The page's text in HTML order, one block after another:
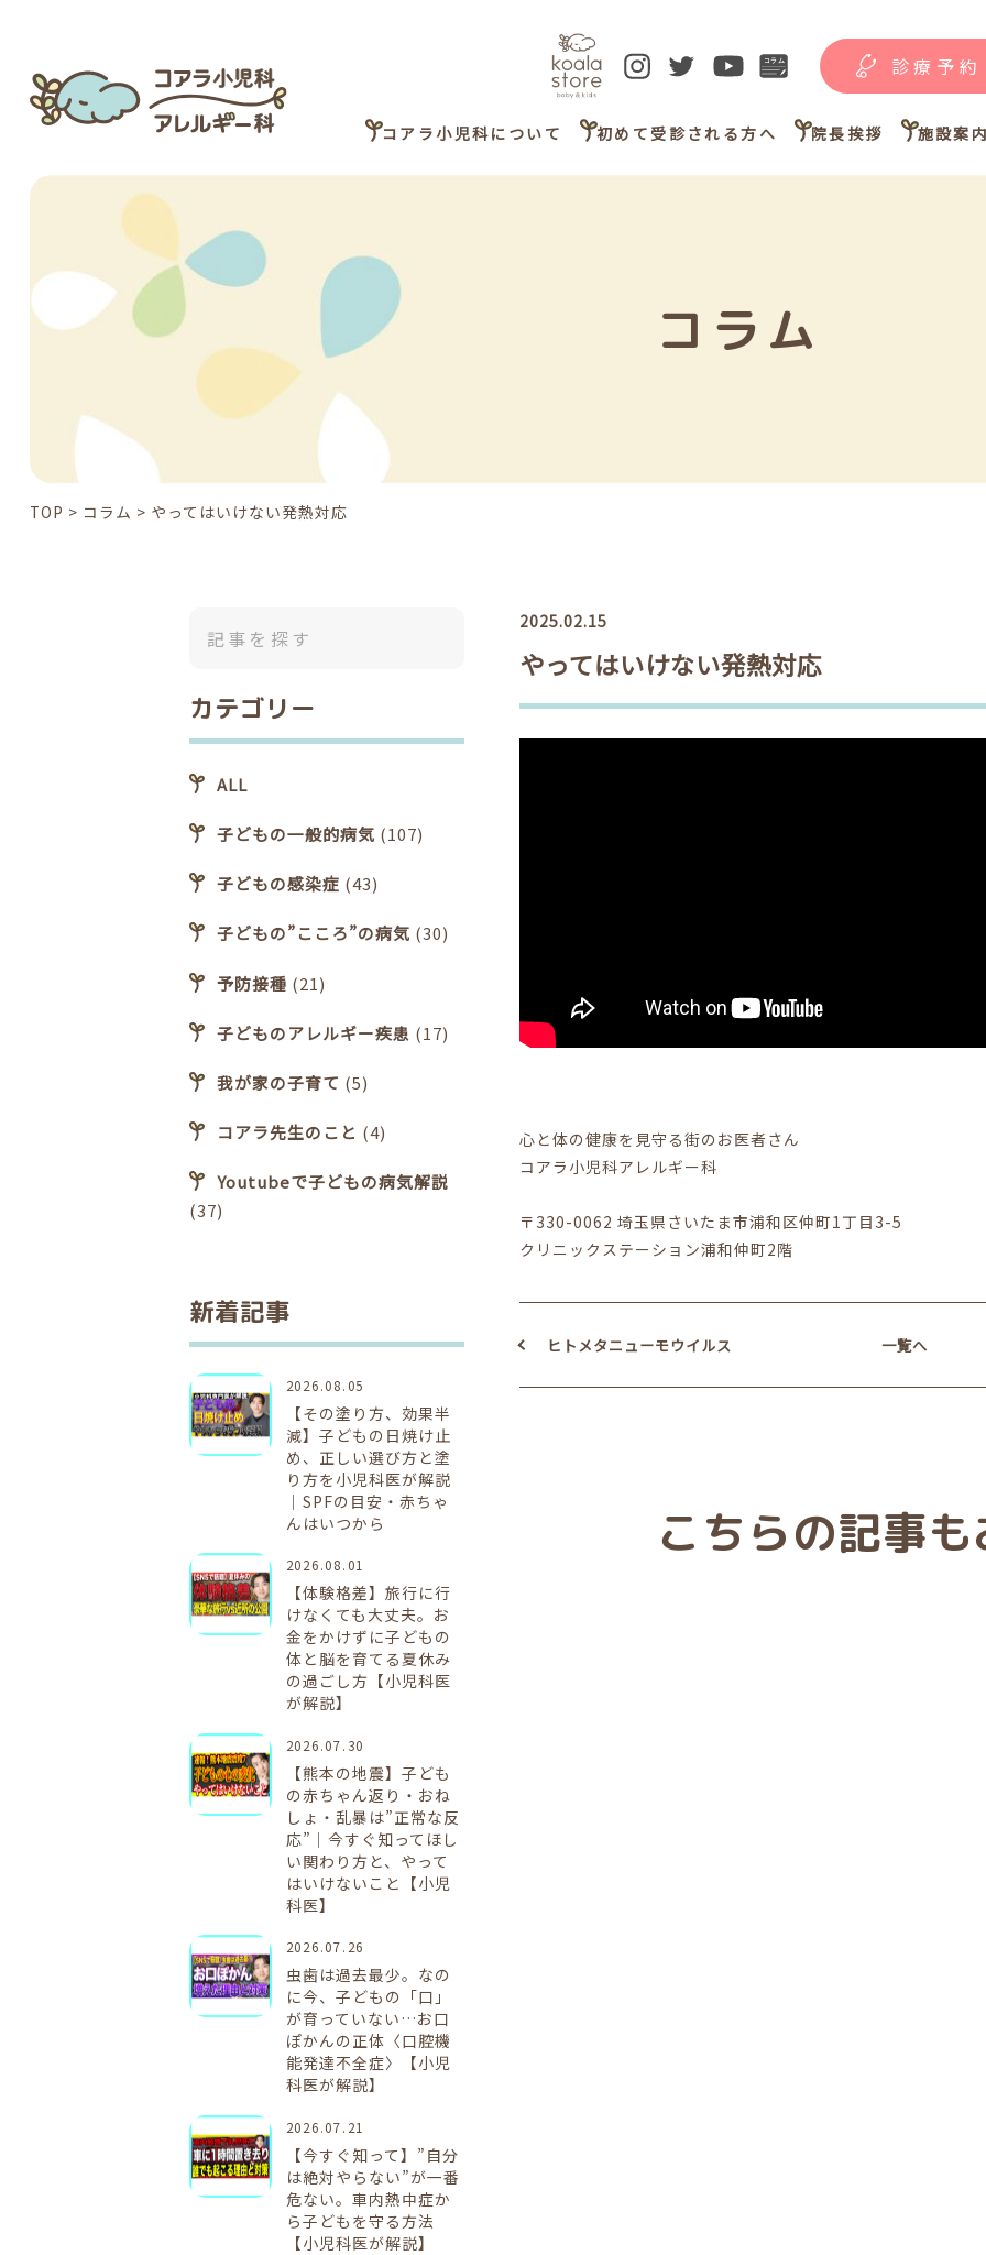
診療予約
コアラ小児科について 初めて受診される方へ 院長挨拶 施設案
コラム
TOP > コラム > やってはいけない発熱対応
2025.02.15
やってはいけない発熱対応
心と体の健康を見守る街のお医者さん
コアラ小児科アレルギー科
〒330-0062 埼玉県さいたま市浦和区仲町1丁目3-5
クリニックステーション浦和仲町2階
ヒトメタニューモウイルス 一覧へ
こちらの記事
カテゴリー
ALL
子どもの一般的病気 (107)
子どもの感染症 (43)
子どもの”こころ”の病気 (30)
予防接種 (21)
子どものアレルギー疾患 (17)
我が家の子育て (5)
コアラ先生のこと (4)
Youtubeで子どもの病気解説
(37)
新着記事
2026.08.05
【その塗り方、効果半
減】子どもの日焼け止
め、正しい選び方と塗
り方を小児科医が解説
｜SPFの目安・赤ちゃ
んはいつから
2026.08.01
【体験格差】旅行に行
けなくても大丈夫。お
金をかけずに子どもの
体と脳を育てる夏休み
の過ごし方【小児科医
が解説】
2026.07.30
【熊本の地震】子ども
の赤ちゃん返り・おね
しょ・乱暴は”正常な反
応”｜今すぐ知ってほし
い関わり方と、やって
はいけないこと【小児
科医】
2026.07.26
虫歯は過去最少。なの
に今、子どもの「口」
が育っていない…お口
ぽかんの正体〈口腔機
能発達不全症〉【小児
科医が解説】
2026.07.21
【今すぐ知って】”自分
は絶対やらない”が一番
危ない。車内熱中症か
ら子どもを守る方法
【小児科医が解説】